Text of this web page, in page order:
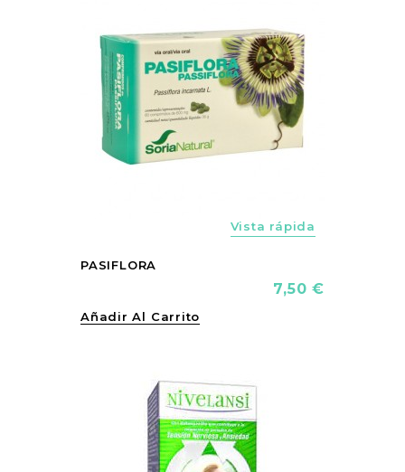
Vista rápida
PASIFLORA
Precio
7,50 €
Añadir Al Carrito